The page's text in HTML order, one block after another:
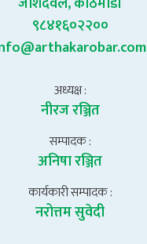
९८४१६०२२००
अध्यक्ष :
नीरज रञ्जित
सम्पादक :
अनिषा रञ्जित
कार्यकारी सम्पादक :
नरोत्तम सुवेदी